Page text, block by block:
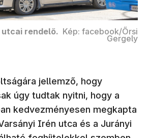
utcai rendelő. Kép: facebook/Őrsi
Gergely
jellemző, hogy
úgy tudtak nyitni, hogy a
kedvezményesen megkapta
Irén utca és a Jurányi